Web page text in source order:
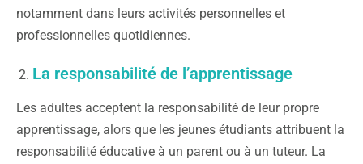
notamment dans leurs activités personnelles et
professionnelles quotidiennes.
La responsabilité de l’apprentissage
Les adultes acceptent la responsabilité de leur propre
apprentissage, alors que les jeunes étudiants attribuent la
responsabilité éducative à un parent ou à un tuteur. La